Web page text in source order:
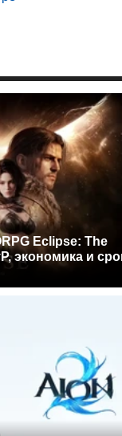
Eclipse: The
экономика и